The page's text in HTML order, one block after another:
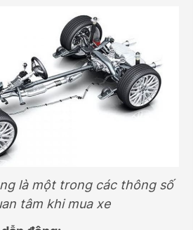
là một trong các thông số
tâm khi mua xe